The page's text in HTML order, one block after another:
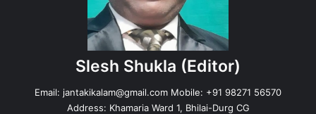
Slesh Shukla (Editor)
Email: jantakikalam@gmail.com Mobile: +91 98271 56570
Address: Khamaria Ward 1, Bhilai-Durg CG